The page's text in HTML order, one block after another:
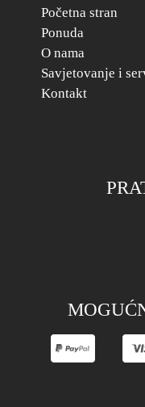
Početna stran
Ponuda
O nama
Savjetovanje i
Kontakt